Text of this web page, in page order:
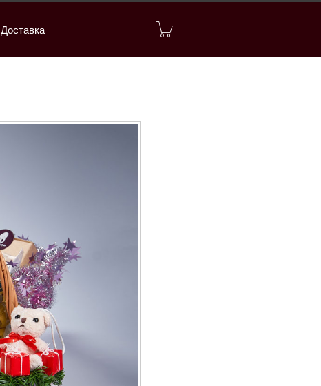
Доставка